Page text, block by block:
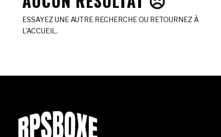
ESSAYEZ UNE AUTRE RECHERCHE OU RETOURNEZ À
L'ACCUEIL.